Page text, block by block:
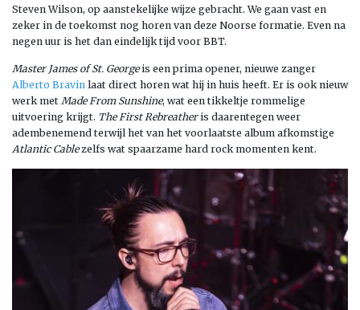
Steven Wilson, op aanstekelijke wijze gebracht. We gaan vast en
zeker in de toekomst nog horen van deze Noorse formatie. Even na
negen uur is het dan eindelijk tijd voor BBT.
Master James of St. Georgeis een prima opener, nieuwe zanger
Alberto Bravin laat direct horen wat hij in huis heeft. Er is ook nieuw
werk met Made From Sunshine, wat een tikkeltje rommelige
uitvoering krijgt. The First Rebreatheris daarentegen weer
adembenemend terwijl het van het voorlaatste album afkomstige
Atlantic Cablezelfs wat spaarzame hard rock momenten kent.